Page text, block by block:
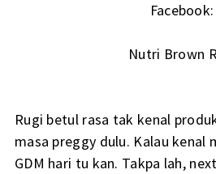
Facebook:
Nutri Brown
Rugi betul rasa tak kenal
masa preggy dulu. Kalau kenal
GDM hari tu kan. Takpa lah,